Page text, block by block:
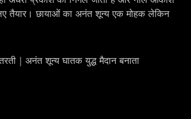
तैयार। छायाओं का अनंत शून्य एक मोहक लेकिन
｜अनंत शून्य घातक युद्ध मैदान बनाता